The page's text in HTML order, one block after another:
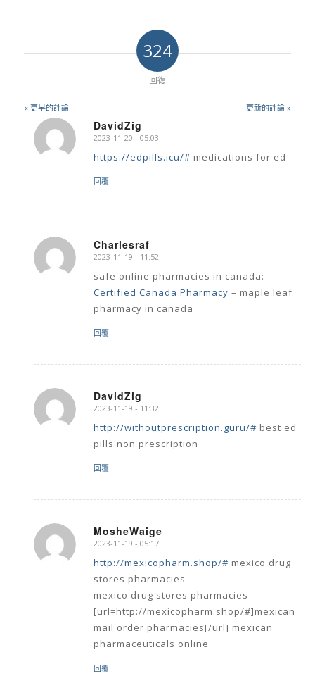
324
回復
« 更早的評論 更新的評論 »
DavidZig
says:
2023-11-20 - 05:03
https://edpills.icu/# medications for ed
回覆
Charlesraf
says:
2023-11-19 - 11:52
safe online pharmacies in canada:
Certified Canada Pharmacy – maple leaf
pharmacy in canada
回覆
DavidZig
says:
2023-11-19 - 11:32
http://withoutprescription.guru/# best ed
pills non prescription
回覆
MosheWaige
says:
2023-11-19 - 05:17
http://mexicopharm.shop/# mexico drug
stores pharmacies
mexico drug stores pharmacies
[url=http://mexicopharm.shop/#]mexican
mail order pharmacies[/url] mexican
pharmaceuticals online
回覆